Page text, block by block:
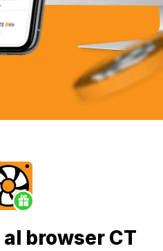
browser CT